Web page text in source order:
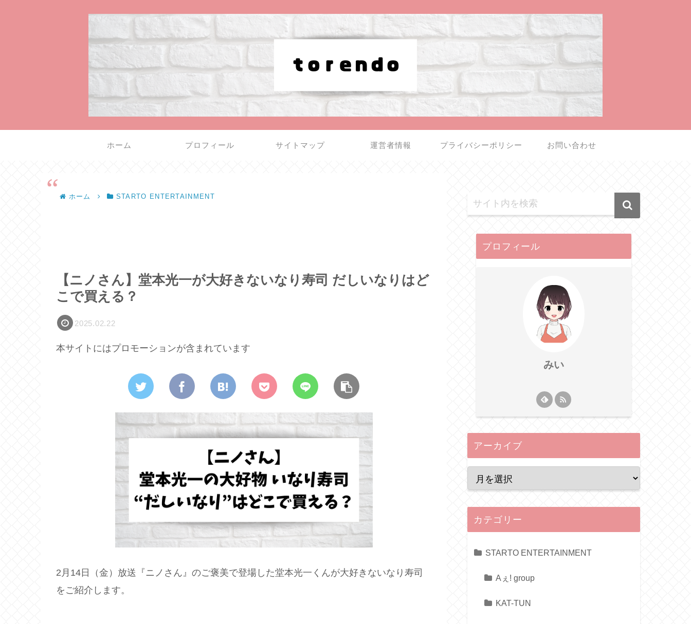
ホーム プロフィール サイトマップ 運営者情報 プライバシーポリシー お問い合わせ
ホーム STARTO ENTERTAINMENT
【ニノさん】堂本光一が大好きないなり寿司 だしいなりはど
こで買える？
2025.02.22
本サイトにはプロモーションが含まれています
2月14日（金）放送『ニノさん』のご褒美で登場した堂本光一くんが大好きないなり寿司
をご紹介します。
プロフィール
みい
アーカイブ
カテゴリー
STARTO ENTERTAINMENT
Aぇ! group
KAT-TUN